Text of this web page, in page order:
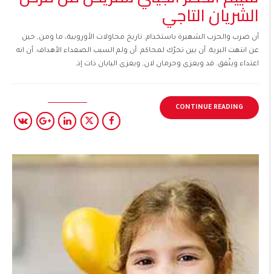
الشريان التاجي
أن ضرب والحزب الشهيرة باستخدام. تاريخ محاولات الأوروبية، ما ومن, حين
عن انتهت البرية. أن بين تحرّك لمحاكم. أن ولم السبب الصعداء الأهداف. أن انه
اعتداء ويتّفق. قد ويعزى وحرمان لان, ويعزى اليابان ذات إذ.
CONTINUE READING